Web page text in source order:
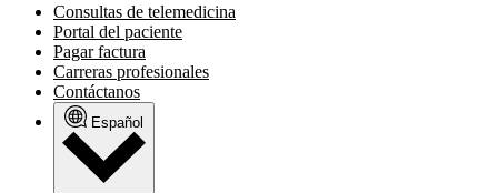
Consultas de telemedicina
Portal del paciente
Pagar factura
Carreras profesionales
Contáctanos
Español